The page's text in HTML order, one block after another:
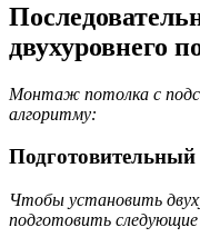
двухуровнего
Монтаж потолка с
алгоритму:
Подготовительный
Чтобы установить
подготовить